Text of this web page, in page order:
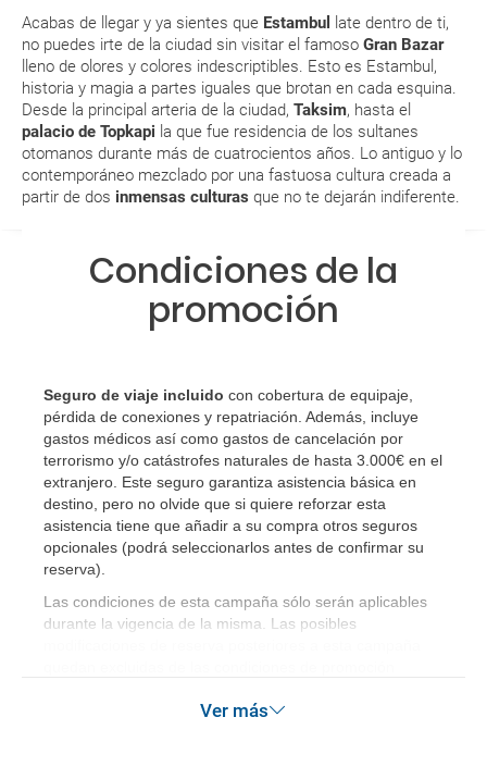
Acabas de llegar y ya sientes que Estambul
late dentro de ti,
no puedes irte de la ciudad sin visitar el famoso Gran Bazar
lleno de olores y colores indescriptibles. Esto es Estambul,
historia y magia a partes iguales que brotan en cada esquina.
Desde la principal arteria de la ciudad, Taksim, hasta el
palacio de Topkapi la que fue residencia de los sultanes
otomanos durante más de cuatrocientos años. Lo antiguo y lo
contemporáneo mezclado por una fastuosa cultura creada a
partir de dos inmensas culturas que no te dejarán indiferente.
RESERVAR ¿Cómo puedo reservar un viaje de
paquete vacacional en la página web?
Al realizar la reserva, uno de los servicios ha
quedado de pendiente de confirmación ¿Cómo
sabré si se confirma el viaje?
¿Cómo sé si hay plazas disponibles en el viaje que
Si tengo los traslados incluidos, ¿dónde debo
¿Cuáles son las condiciones generales en las
reservas de viajes?
¿Cuáles son los impuestos de entrada y salida del
país si viajo a América?
¿Qué hago si el traslado contratado del aeropuerto
al hotel o viceversa no ha aparecido?
¿Por qué me sale el precio de un niño igual que el
Condiciones de la
promoción
Seguro de viaje incluido con cobertura de equipaje,
pérdida de conexiones y repatriación. Además, incluye
gastos médicos así como gastos de cancelación por
terrorismo y/o catástrofes naturales de hasta 3.000€ en el
extranjero. Este seguro garantiza asistencia básica en
destino, pero no olvide que si quiere reforzar esta
asistencia tiene que añadir a su compra otros seguros
opcionales (podrá seleccionarlos antes de confirmar su
reserva)
Las condiciones de esta campaña sólo serán aplicables
durante la vigencia de la misma. Las posibles
Ver más